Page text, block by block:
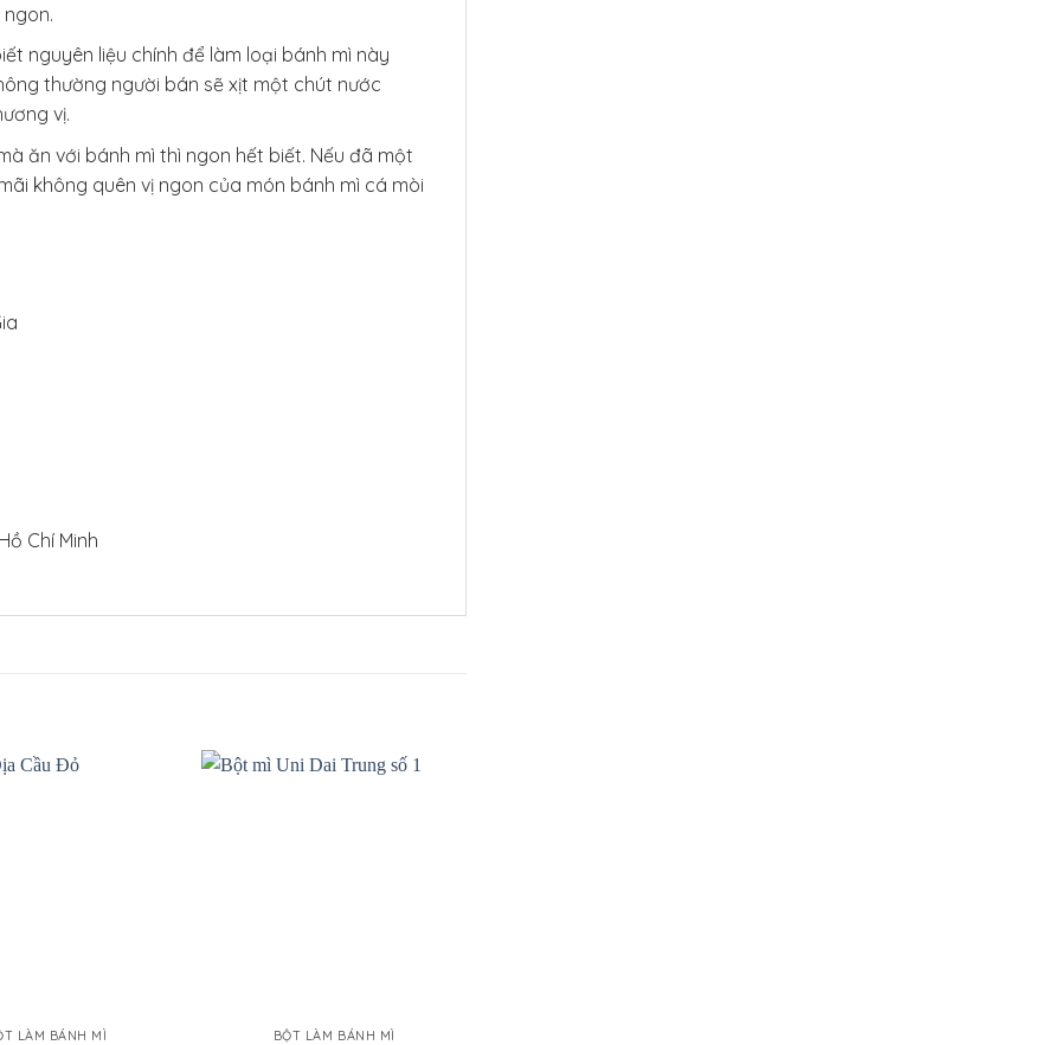
nguyên liệu chính để làm loại bánh mì này
thường người bán sẽ xịt một chút nước
vị.
ăn với bánh mì thì ngon hết biết. Nếu đã một
không quên vị ngon của món bánh mì cá mòi
Chí Minh
LÀM BÁNH MÌ BỘT LÀM BÁNH MÌ